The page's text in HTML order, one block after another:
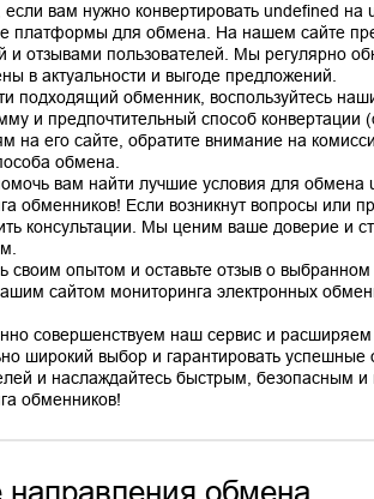
если вам нужно конвертировать undefined
платформы для обмена. На нашем сайте
и отзывами пользователей. Мы регулярно
в актуальности и выгоде предложений.
подходящий обменник, воспользуйтесь
и предпочтительный способ
на его сайте, обратите внимание на
обмена.
вам найти лучшие условия для
обменников! Если возникнут вопросы или
консультации. Мы ценим ваше доверие и
своим опытом и оставьте отзыв о
сайтом мониторинга электронных
совершенствуем наш сервис и
широкий выбор и гарантировать
и наслаждайтесь быстрым,
направления обмена